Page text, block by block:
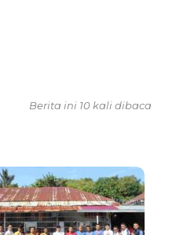
Berita ini 10 kali dibaca